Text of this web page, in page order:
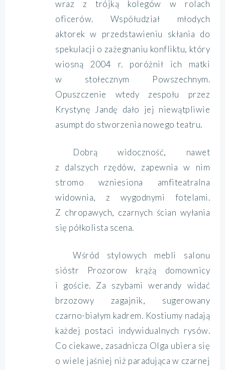
wraz z trójką kolegów w rolach
oficerów. Współudział młodych
aktorek w przedstawieniu skłania do
spekulacji o zażegnaniu konfliktu, który
wiosną 2004 r. poróżnił ich matki
w stołecznym Powszechnym.
Opuszczenie wtedy zespołu przez
Krystynę Jandę dało jej niewątpliwie
asumpt do stworzenia nowego teatru.
Dobrą widoczność, nawet
z dalszych rzędów, zapewnia w nim
stromo wzniesiona amfiteatralna
widownia, z wygodnymi fotelami.
Z chropawych, czarnych ścian wyłania
się półkolista scena.
Wśród stylowych mebli salonu
sióstr Prozorow krążą domownicy
i goście. Za szybami werandy widać
brzozowy zagajnik, sugerowany
czarno-białym kadrem. Kostiumy nadają
każdej postaci indywidualnych rysów.
Co ciekawe, zasadnicza Olga ubiera się
o wiele jaśniej niż paradująca w czarnej